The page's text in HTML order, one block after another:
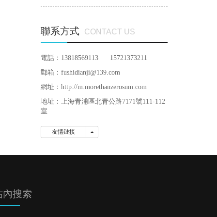
聯系方式 CONTACT US
電話：13818569113 15721373211
郵箱：fushidianji@139.com
網址：http://m.morethanzerosum.com
地址： 上海青浦區北青公路7171號111-112
室
友情鏈接 友情鏈接
內搜索